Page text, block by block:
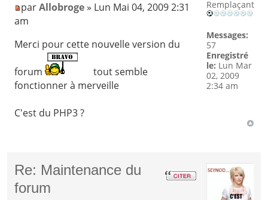
parAllobroge» Lun Mai 04, 2009 2:31
am
Merci pour cette nouvelle version du
forum
tout semble
fonctionner à merveille
C'est du PHP3 ?
Remplaçant
Messages:
57
Enregistré
le: Lun Mar
02, 2009
2:34 am
Re: Maintenance du
forum